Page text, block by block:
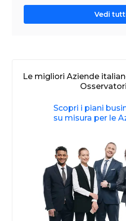
Vedi
Le migliori Aziende
Scopri i piani
su misura per le